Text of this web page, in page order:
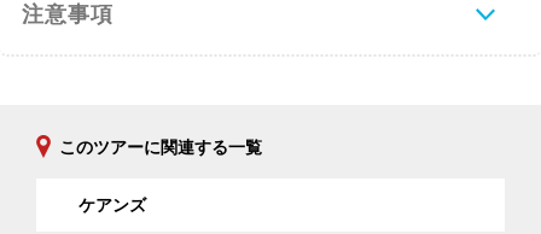
注意事項
このツアーに関連する一覧
ケアンズ